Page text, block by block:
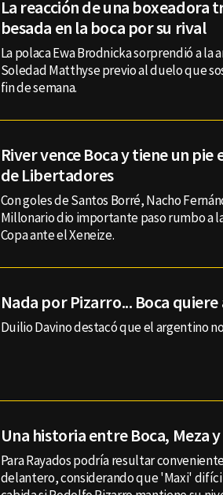
La reacción de una boxeadora
besada en la boca por su rival
La polaca Ewa Brodnicka sorprendió a la
Soledad Matthyse previo al duelo que
fin de semana.
River vence Boca y tiene un pie
de Libertadores
Con goles de Santos Borré, Nacho
Millonario dio importante paso rumbo a
Copa ante el Xeneize.
Nada por Pizarro... Boca quiere
Duilio Davino destacó que el argentino
Una historia entre Boca, Meza
Para Rayados podría resultar
delantero, considerando que 'Maxi'